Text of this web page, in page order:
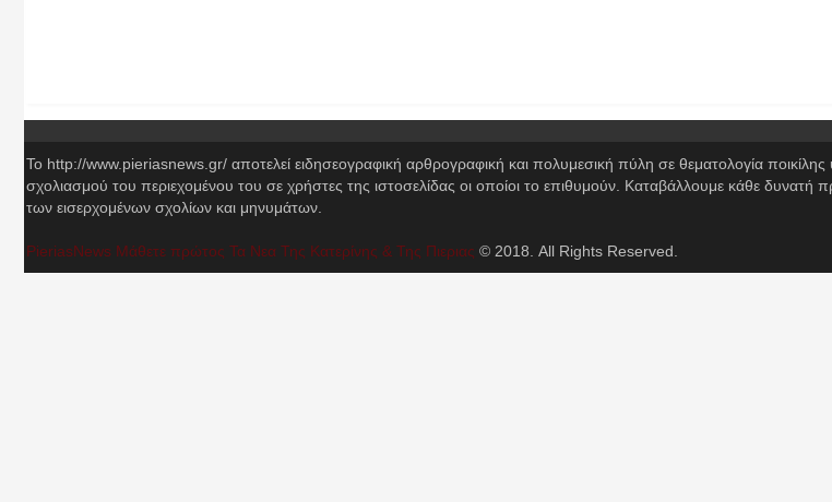
Το http://www.pieriasnews.gr/ αποτελεί ειδησεογραφική αρθρογραφική και πολυμεσική πύλη σε θεματολογία
σχολιασμού του περιεχομένου του σε χρήστες της ιστοσελίδας οι οποίοι το επιθυμούν. Καταβάλλουμε κάθε δυνατή
των εισερχομένων σχολίων και μηνυμάτων.
PieriasNews Μάθετε πρώτος Τα Νεα Της Κατερίνης & Της Πιεριας © 2018. All Rights Reserved.